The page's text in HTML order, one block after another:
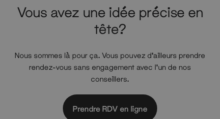
Vous avez une idée précise en
tête?
Nous sommes là pour ça. Vous pouvez d'ailleurs prendre
rendez-vous sans engagement avec l'un de nos
conseillers.
Prendre RDV en ligne